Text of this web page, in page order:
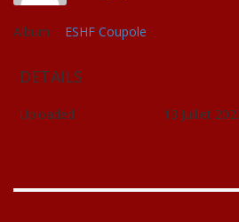
Album: ESHF Coupole
DETAILS
Uploaded 13 Juillet